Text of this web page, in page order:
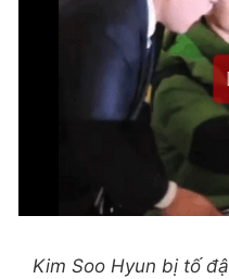
Kim Soo Hyun bị tố